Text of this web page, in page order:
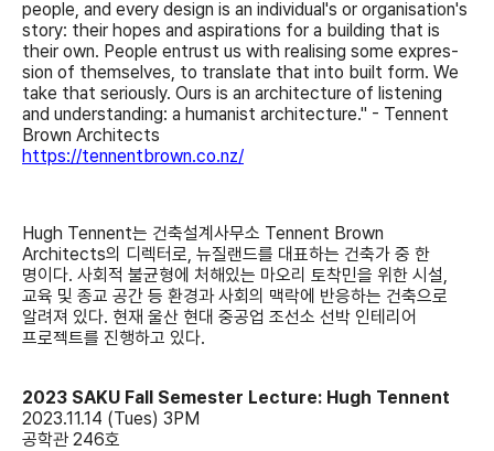
people, and every design is an individual's or organisation's
story: their hopes and aspirations for a building that is
their own. People entrust us with realising some expres-
sion of themselves, to translate that into built form. We
take that seriously. Ours is an architecture of listening
and understanding: a humanist architecture." - Tennent
Brown Architects
https://tennentbrown.co.nz/
Hugh Tennent는 건축설계사무소 Tennent Brown
Architects의 디렉터로, 뉴질랜드를 대표하는 건축가 중 한
명이다. 사회적 불균형에 처해있는 마오리 토착민을 위한 시설,
교육 및 종교 공간 등 환경과 사회의 맥락에 반응하는 건축으로
알려져 있다. 현재 울산 현대 중공업 조선소 선박 인테리어
프로젝트를 진행하고 있다.
2023 SAKU Fall Semester Lecture: Hugh Tennent
2023.11.14 (Tues) 3PM
공학관 246호